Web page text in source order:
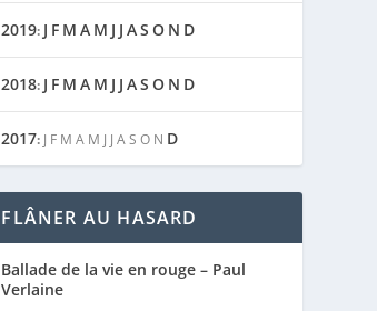
2019: J F M A M J J AS O N D
2018: J F M A M J J AS O N D
2017: J F M A M J J AS O N D
FLÂNER AU HASARD
Ballade de la vie en rouge – Paul
Verlaine